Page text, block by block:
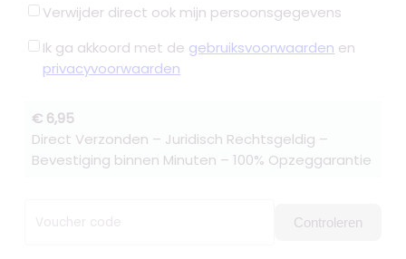
Verwijder direct ook mijn persoonsgegevens
Ik ga akkoord met de gebruiksvoorwaarden en
privacyvoorwaarden
€ 6,95
Direct Verzonden – Juridisch Rechtsgeldig –
Bevestiging binnen Minuten – 100% Opzeggarantie
Voucher code Controleren